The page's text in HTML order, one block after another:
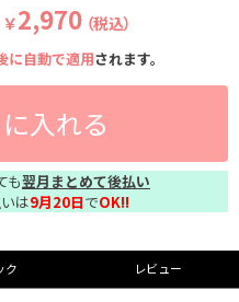
￥2,970 （税込）
に自動で適用されます。
入れる
も翌月まとめて後払い
は9月20日でOK!!
ク レビュー